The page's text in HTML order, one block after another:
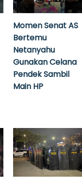
Momen Senat AS
Bertemu
Netanyahu
Gunakan Celana
Pendek Sambil
Main HP